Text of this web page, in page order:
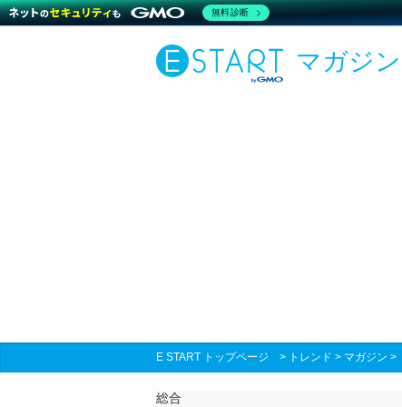
マガジン
E START トップページ > トレンド > マガジン >
総合
無料診断